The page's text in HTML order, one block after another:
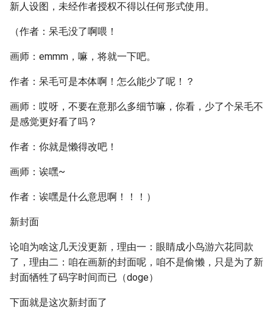
新人设图，未经作者授权不得以任何形式使用。
（作者：呆毛没了啊喂！
画师：emmm，嘛，将就一下吧。
作者：呆毛可是本体啊！怎么能少了呢！？
画师：哎呀，不要在意那么多细节嘛，你看，少了个呆毛不
是感觉更好看了吗？
作者：你就是懒得改吧！
画师：诶嘿~
作者：诶嘿是什么意思啊！！！）
新封面
论咱为啥这几天没更新，理由一：眼睛成小鸟游六花同款
了，理由二：咱在画新的封面呢，咱不是偷懒，只是为了新
封面牺牲了码字时间而已（doge）
下面就是这次新封面了